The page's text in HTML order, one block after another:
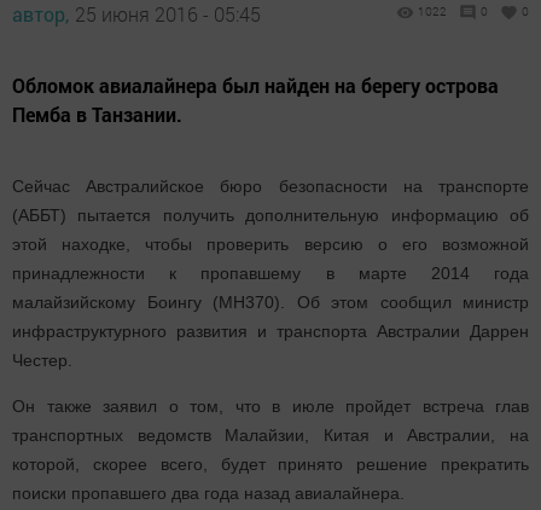
автор, 25 июня 2016 - 05:45 1022 0 0
Обломок авиалайнера был найден на берегу острова
Пемба в Танзании.
Сейчас Австралийское бюро безопасности на транспорте
(АББТ) пытается получить дополнительную информацию об
этой находке, чтобы проверить версию о его возможной
принадлежности к пропавшему в марте 2014 года
малайзийскому Боингу (MH370). Об этом сообщил министр
инфраструктурного развития и транспорта Австралии Даррен
Честер.
Он также заявил о том, что в июле пройдет встреча глав
транспортных ведомств Малайзии, Китая и Австралии, на
которой, скорее всего, будет принято решение прекратить
поиски пропавшего два года назад авиалайнера.